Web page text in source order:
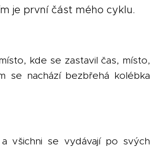
je první část mého cyklu.
kde se zastavil čas, místo,
se nachází bezbřehá kolébka
všichni se vydávají po svých